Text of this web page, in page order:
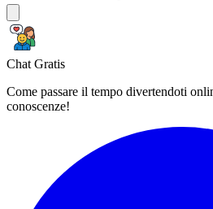
Chat Gratis
Come passare il tempo divertendoti
conoscenze!